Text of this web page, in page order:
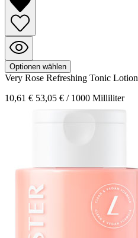
Optionen wählen
Very Rose Refreshing Tonic Lotion
10,61 € 53,05 € / 1000 Milliliter